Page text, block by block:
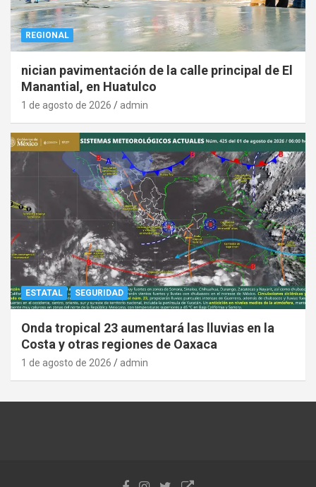
REGIONAL
nician pavimentación de la calle principal de El
Manantial, en Huatulco
1 de agosto de 2026 admin
ESTATAL SEGURIDAD
Onda tropical 23 aumentará las lluvias en la
Costa y otras regiones de Oaxaca
1 de agosto de 2026 admin